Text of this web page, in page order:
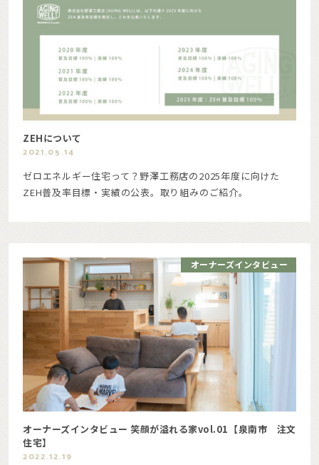
ZEHについて
2021.05.14
ゼロエネルギー住宅って？野澤工務店の2025年度に向けた
ZEH普及率目標・実績の公表。取り組みのご紹介。
オーナーズインタビュー
オーナーズインタビュー 笑顔が溢れる家vol.01【泉南市 注文
住宅】
2022.12.19